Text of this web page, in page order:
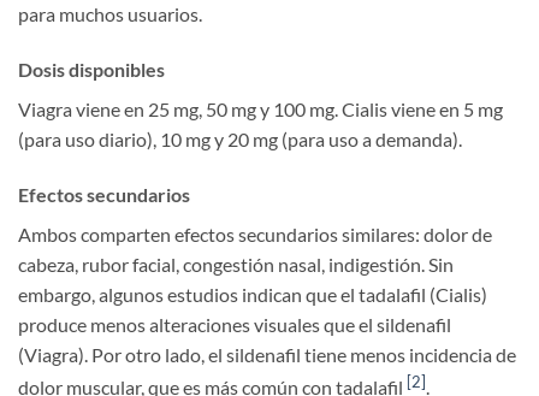
para muchos usuarios.
Dosis disponibles
Viagra viene en 25 mg, 50 mg y 100 mg. Cialis viene en 5 mg
(para uso diario), 10 mg y 20 mg (para uso a demanda).
Efectos secundarios
Ambos comparten efectos secundarios similares: dolor de
cabeza, rubor facial, congestión nasal, indigestión. Sin
embargo, algunos estudios indican que el tadalafil (Cialis)
produce menos alteraciones visuales que el sildenafil
(Viagra). Por otro lado, el sildenafil tiene menos incidencia de
dolor muscular, que es más común con tadalafil [2].